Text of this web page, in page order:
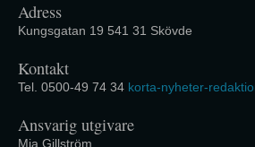
Adress
Kungsgatan 19 541 31 Skövde
Kontakt
Tel. 0500-49 74 34 korta-nyheter-
Ansvarig utgivare
Mia Gillström.